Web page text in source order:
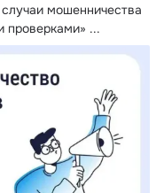
мошенничества
проверками» ...